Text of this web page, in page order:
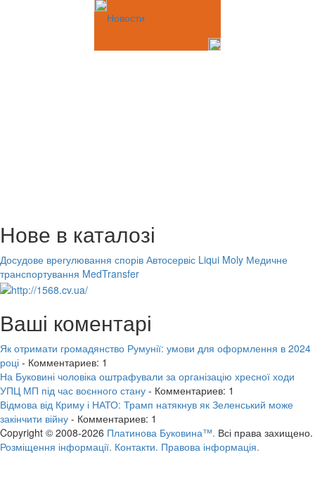
Новости
Нове в каталозі
Досудове врегулювання спорів Автосервіс Liqui Moly Медичне
транспортування MedTransfer
Ваші коментарі
Як отримати громадянство Румунії: умови для оформлення в 2024
році - Комментариев: 1
На Буковині чоловіка оштрафували за організацію хресної ходи
УПЦ МП під час воєнного стану - Комментариев: 1
Відмова від Криму і НАТО: Трамп натякнув як Зеленський може
закінчити війну - Комментариев: 1
Copyright © 2008-2026 Платинова Буковина™. Всі права захищено.
Розміщення інформації. Контакти. Правова інформація.